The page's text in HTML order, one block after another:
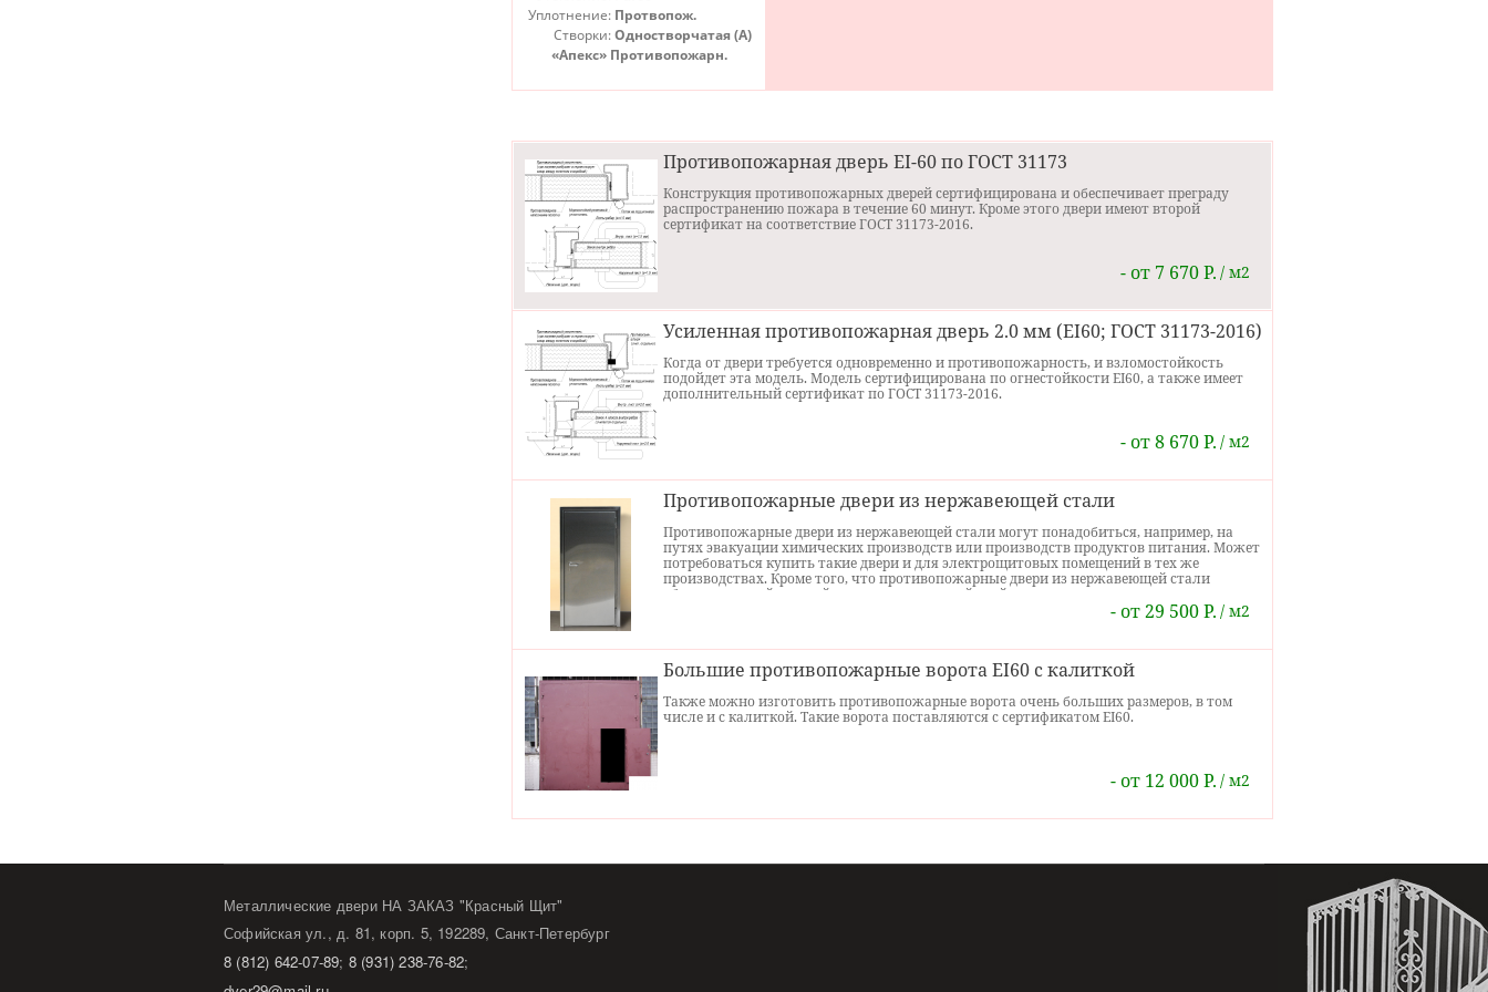
панелями МДФ.
Глухие противопожарные
недорогих вариантов таких
дверей. В данной комплектации
двери покрыты грунтом, но их
также можно изготовить и с
порошковым покрытием.
Уплотнение: Протвопож.
Створки:Одностворчатая (А)
«Апекс» Противопожарн.
Противопожарная дверь ЕI-60 по ГОСТ 31173
Конструкция противопожарных дверей сертифицирована и обеспечивает преграду
распространению пожара в течение 60 минут. Кроме этого двери имеют второй
сертификат на соответствие ГОСТ 31173-2016.
м2
- от 7 670 Р.
Усиленная противопожарная дверь 2.0 мм (EI60; ГОСТ 31173-2016)
Когда от двери требуется одновременно и противопожарность, и взломостойкость
подойдет эта модель. Модель сертифицирована по огнестойкости EI60, а также имеет
дополнительный сертификат по ГОСТ 31173-2016.
м2
- от 8 670 Р.
Противопожарные двери из нержавеющей стали
Противопожарные двери из нержавеющей стали могут понадобиться, например, на
путях эвакуации химических производств или производств продуктов питания. Может
потребоваться купить такие двери и для электрощитовых помещений в тех же
производствах. Кроме того, что противопожарные двери из нержавеющей стали
обладают самой лучшей из всех видов дверей стойкостью к химическим реагентам, они
также сертифицированы на предмет огнестойкости. Информацию о ценах и о том, как
м2
- от 29 500 Р.
Большие противопожарные ворота EI60 с калиткой
Также можно изготовить противопожарные ворота очень больших размеров, в том
числе и с калиткой. Такие ворота поставляются с сертификатом EI60.
м2
- от 12 000 Р.
Металлические двери НА ЗАКАЗ "Красный Щит"
Софийская ул., д. 81, корп. 5, 192289, Санкт-Петербург
8 (812) 642-07-89; 8 (931) 238-76-82;